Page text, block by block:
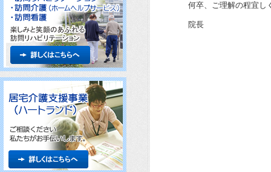
何卒、ご理解の程宜し
院長